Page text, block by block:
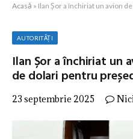
Acasă » Ilan Șor a închiriat un avion de 17,9
AUTORITĂȚI
Ilan Șor a închiriat un
de dolari pentru
23 septembrie 2025